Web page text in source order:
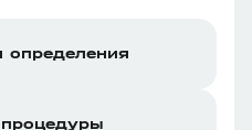
определения